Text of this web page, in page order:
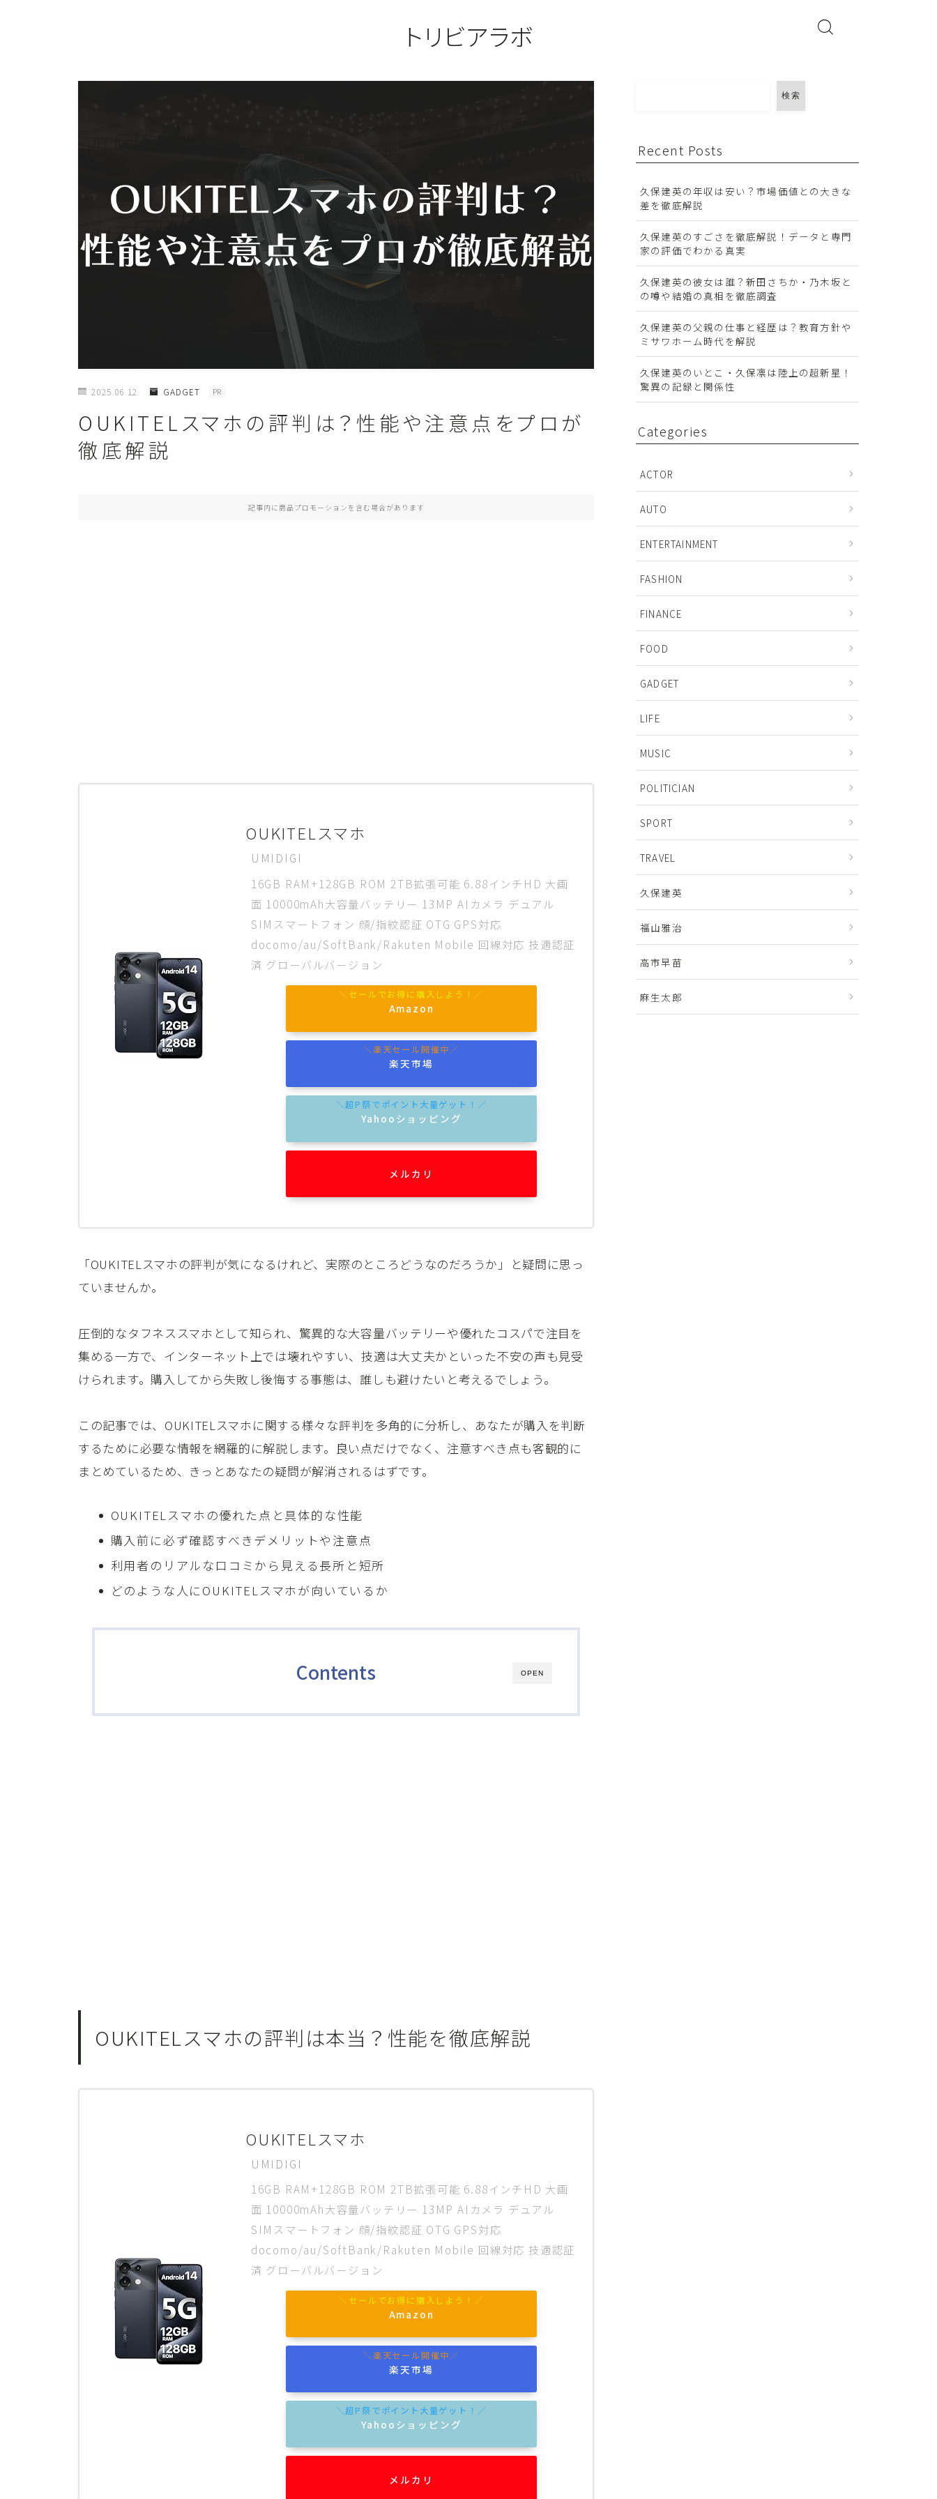
トリビアラボ
2025.06.12 GADGET PR
OUKITELスマホの評判は？性能や注意点をプロが
徹底解説
記事内に商品プロモーションを含む場合があります
OUKITELスマホ
UMIDIGI
16GB RAM+128GB ROM 2TB拡張可能 6.88インチHD 大画
面 10000mAh大容量バッテリー 13MP AIカメラ デュアル
SIMスマートフォン 顔/指紋認証 OTG GPS対応
docomo/au/SoftBank/Rakuten Mobile 回線対応 技適認証
済 グローバルバージョン
Amazon
楽天市場
Yahooショッピング
メルカリ
「OUKITELスマホの評判が気になるけれど、実際のところどうなのだろうか」と疑問に思っ
ていませんか。
圧倒的なタフネススマホとして知られ、驚異的な大容量バッテリーや優れたコスパで注目を
集める一方で、インターネット上では壊れやすい、技適は大丈夫かといった不安の声も見受
けられます。購入してから失敗し後悔する事態は、誰しも避けたいと考えるでしょう。
この記事では、OUKITELスマホに関する様々な評判を多角的に分析し、あなたが購入を判断
するために必要な情報を網羅的に解説します。良い点だけでなく、注意すべき点も客観的に
まとめているため、きっとあなたの疑問が解消されるはずです。
OUKITELスマホの優れた点と具体的な性能
購入前に必ず確認すべきデメリットや注意点
利用者のリアルな口コミから見える長所と短所
どのような人にOUKITELスマホが向いているか
OPEN
Contents
OUKITELスマホの評判は本当？性能を徹底解説
OUKITELスマホ
UMIDIGI
16GB RAM+128GB ROM 2TB拡張可能 6.88インチHD 大画
面 10000mAh大容量バッテリー 13MP AIカメラ デュアル
SIMスマートフォン 顔/指紋認証 OTG GPS対応
docomo/au/SoftBank/Rakuten Mobile 回線対応 技適認証
済 グローバルバージョン
Amazon
楽天市場
Yahooショッピング
メルカリ
検索
Recent Posts
久保建英の年収は安い？市場価値との大きな
差を徹底解説
久保建英のすごさを徹底解説！データと専門
家の評価でわかる真実
久保建英の彼女は誰？新田さちか・乃木坂と
の噂や結婚の真相を徹底調査
久保建英の父親の仕事と経歴は？教育方針や
ミサワホーム時代を解説
久保建英のいとこ・久保凛は陸上の超新星！
驚異の記録と関係性
Categories
ACTOR
AUTO
ENTERTAINMENT
FASHION
FINANCE
FOOD
GADGET
LIFE
MUSIC
POLITICIAN
SPORT
TRAVEL
久保建英
福山雅治
高市早苗
麻生太郎